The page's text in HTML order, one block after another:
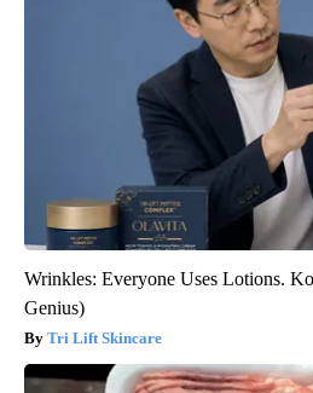
Wrinkles: Everyone Uses Lotions.
Genius)
Tri Lift Skincare